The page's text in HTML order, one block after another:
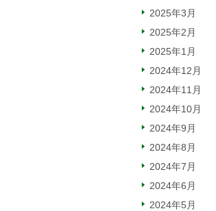
2025年3月
2025年2月
2025年1月
2024年12月
2024年11月
2024年10月
2024年9月
2024年8月
2024年7月
2024年6月
2024年5月